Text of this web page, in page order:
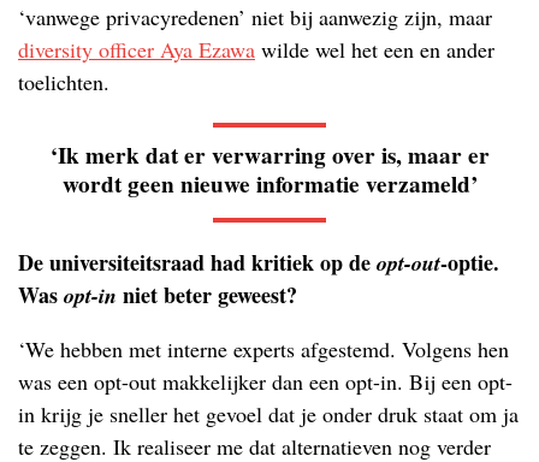
‘vanwege privacyredenen’ niet bij aanwezig zijn, maar
diversity officer Aya Ezawa wilde wel het een en ander
toelichten.
‘Ik merk dat er verwarring over is, maar er
wordt geen nieuwe informatie verzameld’
De universiteitsraad had kritiek op de opt-out-optie.
Was opt-in niet beter geweest?
‘We hebben met interne experts afgestemd. Volgens hen
was een opt-out makkelijker dan een opt-in. Bij een opt-
in krijg je sneller het gevoel dat je onder druk staat om ja
te zeggen. Ik realiseer me dat alternatieven nog verder